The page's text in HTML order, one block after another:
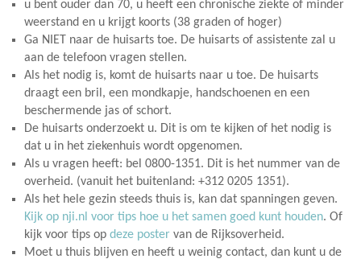
u bent ouder dan 70, u heeft een chronische ziekte of minder
weerstand en u krijgt koorts (38 graden of hoger)
Ga NIET naar de huisarts toe. De huisarts of assistente zal u
aan de telefoon vragen stellen.
Als het nodig is, komt de huisarts naar u toe. De huisarts
draagt een bril, een mondkapje, handschoenen en een
beschermende jas of schort.
De huisarts onderzoekt u. Dit is om te kijken of het nodig is
dat u in het ziekenhuis wordt opgenomen.
Als u vragen heeft: bel 0800-1351. Dit is het nummer van de
overheid. (vanuit het buitenland: +312 0205 1351).
Als het hele gezin steeds thuis is, kan dat spanningen geven.
Kijk op nji.nl voor tips hoe u het samen goed kunt houden. Of
kijk voor tips op deze poster van de Rijksoverheid.
Moet u thuis blijven en heeft u weinig contact, dan kunt u de